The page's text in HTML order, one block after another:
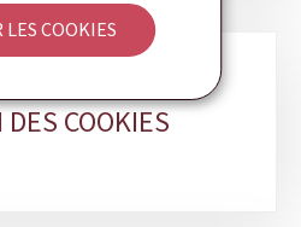
LES COOKIES
COOKIES